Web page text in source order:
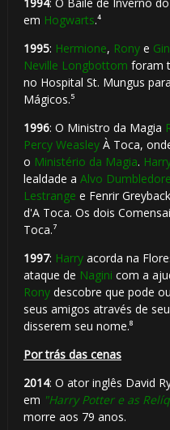
em Hogwarts.⁴
1995: Hermione, Ronye
Neville Longbottom foram
no Hospital St. Mungus
Mágicos.⁵
1996: O Ministro da Magia
Percy WeasleyÀ Toca,
o Ministério da Magia.
lealdade a Alvo Dumbledore
Lestrange e Fenrir
d'A Toca. Os dois
Toca.⁷
1997: Harryacorda na
ataque de Nagini com a
Ronydescobre que pode
seus amigos através de
disserem seu nome.⁸
Por trás das cenas
2014: O ator inglês David
em "Harry Potter e as
morre aos 79 anos.
⚡